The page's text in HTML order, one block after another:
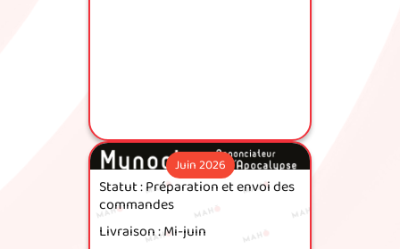
Juin 2026
Statut : Préparation et envoi des
commandes
Livraison : Mi-juin